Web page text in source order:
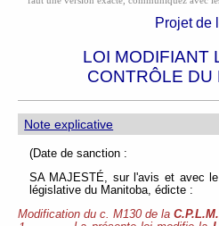
Projet de
LOI MODIFIANT
CONTRÔLE DU
Note explicative
(Date de
SA MAJESTÉ, sur l'avis et avec
législative du Manitoba, édicte :
Modification du c. M130 de la C.P.L.M.